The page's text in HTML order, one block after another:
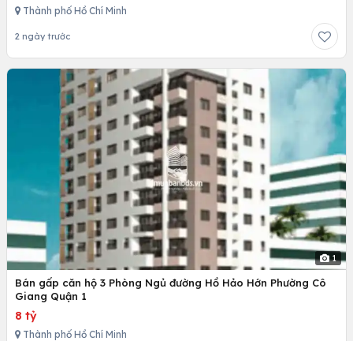
Thành phố Hồ Chí Minh
2 ngày trước
1
Bán gấp căn hộ 3 Phòng Ngủ đường Hồ Hảo Hớn Phường Cô
Giang Quận 1
8 tỷ
Thành phố Hồ Chí Minh